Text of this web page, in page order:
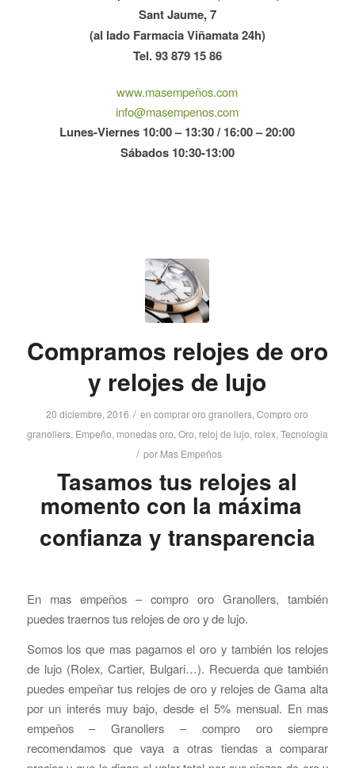
Sant Jaume, 7
(al lado Farmacia Viñamata 24h)
Tel. 93 879 15 86
www.masempeños.com
info@masempenos.com
Lunes-Viernes 10:00 – 13:30 / 16:00 – 20:00
Sábados 10:30-13:00
Compramos relojes de oro
y relojes de lujo
20 diciembre, 2016 / encomprar oro granollers,Compro oro
granollers, Empeño, monedas oro, Oro, reloj de lujo, rolex, Tecnologia
/ por Mas Empeños
Tasamos tus relojes al
momento con la máxima
confianza y transparencia
En mas empeños – compro oro Granollers, también
puedes traernos tus relojes de oro y de lujo.
Somos los que mas pagamos el oro y también los relojes
de lujo (Rolex, Cartier, Bulgari…). Recuerda que también
puedes empeñar tus relojes de oro y relojes de Gama alta
por un interés muy bajo, desde el 5% mensual. En mas
empeños – Granollers – compro oro siempre
recomendamos que vaya a otras tiendas a comparar